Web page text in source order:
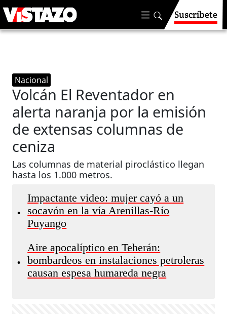
Suscríbete
Nacional
Volcán El Reventador en
alerta naranja por la emisión
de extensas columnas de
ceniza
Las columnas de material piroclástico llegan
hasta los 1.000 metros.
•
Impactante video: mujer cayó a un
socavón en la vía Arenillas-Río
Puyango
•
Aire apocalíptico en Teherán:
bombardeos en instalaciones petroleras
causan espesa humareda negra